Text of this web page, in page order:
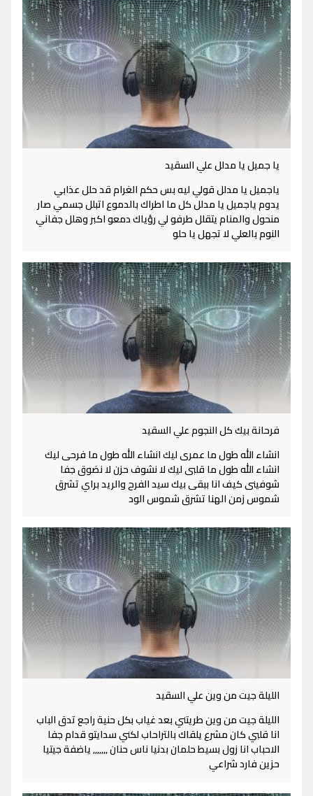
يا جميل يا مدلل علي السقيد
ياجميل يا مدلل قولي ليه بس حكم الغرام قد حلل عذابي
يدوم ياجميل يا مدلل كل ما اطراك بالدموع اتبلل جسمي صار
منحول والمنام يتقلل طرفو لي رؤياك دمعو اكبر وهلل جفاني
النوم بالعلي لا تجهل يا حلو
فرحانة بيك كل النجوم علي السقيد
انشاء الله طول ما عمرى ليك انشاء الله طول ما فرحى ليك
انشاء الله طول ما قلبى ليك لا نشوف حزن لا نضوق جفا
شوفينى كيف انا ببقى بيك سيد الفرح والريد براي تشرق
شموس زمن الهنا تشرق شموس الود
الليلة جيت من وين علي السقيد
الليلة جيت من وين طريتني بعد غياب بكل حنية راجع تدق الباب
انا قلبي كان مشرع يلقاك بالتراحاب لكني سدايتو قدام جفا
الاحباب انا زول بسيط حلمان بدنيا ناس حنان ,,,,,,, ياضفة جيتيا
حزين فارد شراعي